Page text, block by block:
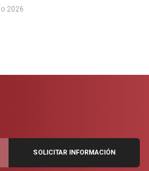
2026